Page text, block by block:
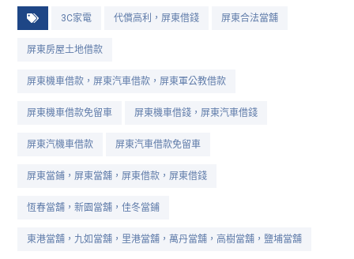
3C家電 代償高利，屏東借錢 屏東合法當舖
屏東房屋土地借款
屏東機車借款，屏東汽車借款，屏東軍公教借款
屏東機車借款免留車 屏東機車借錢，屏東汽車借錢
屏東汽機車借款 屏東汽車借款免留車
屏東當鋪，屏東當舖，屏東借款，屏東借錢
恆春當舖，新園當舖，佳冬當鋪
東港當舖，九如當舖，里港當舖，萬丹當舖，高樹當舖，鹽埔當舖